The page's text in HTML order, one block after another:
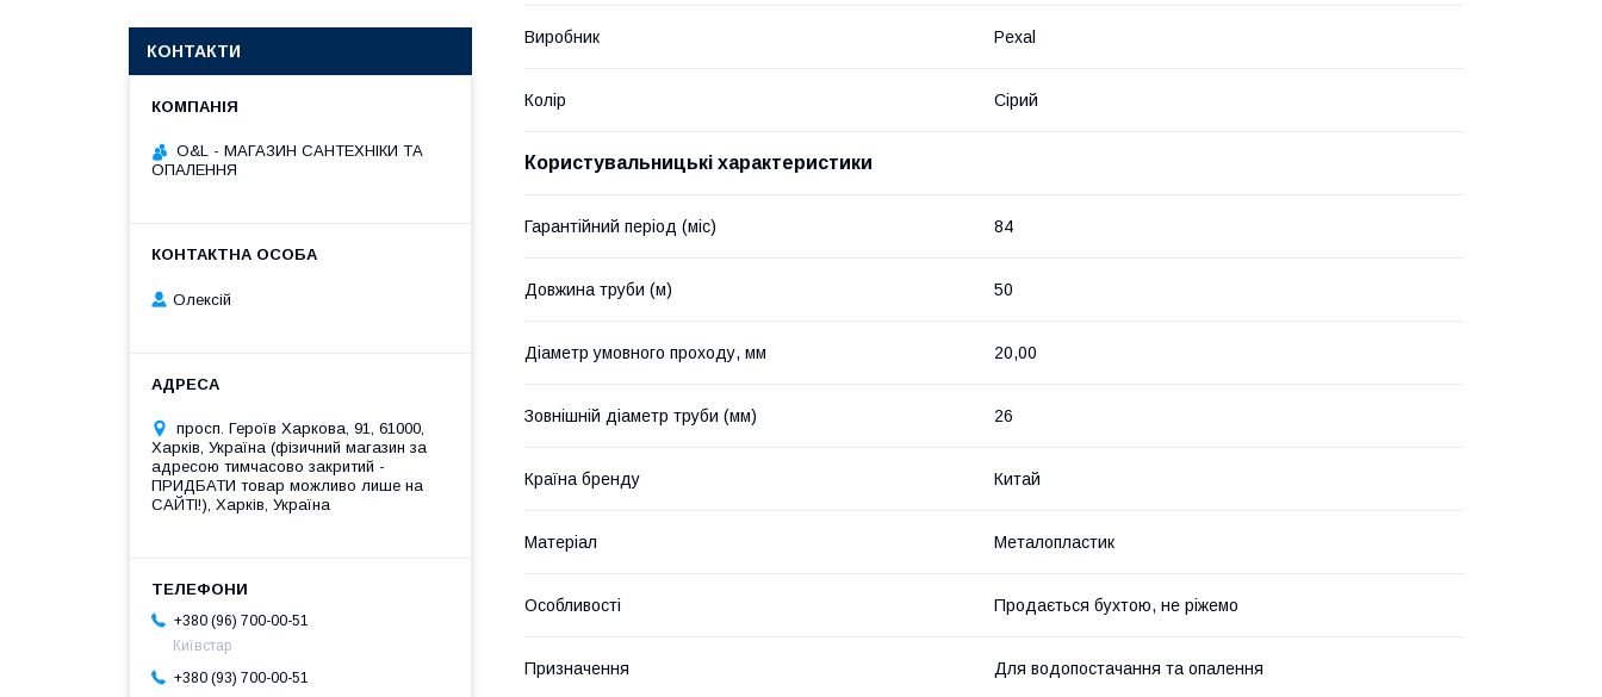
Виробник Pexal
Колір Сірий
Користувальницькі характеристики
Гарантійний період (міс) 84
Довжина труби (м) 50
Діаметр умовного проходу, мм 20,00
Зовнішній діаметр труби (мм) 26
Країна бренду Китай
Матеріал Металопластик
Особливості Продається бухтою, не ріжемо
Призначення Для водопостачання та опалення
КОНТАКТИ
O&L - МАГАЗИН САНТЕХНІКИ ТА
ОПАЛЕННЯ
Олексій
просп. Героїв Харкова, 91, 61000,
Харків, Україна (фізичний магазин за
адресою тимчасово закритий -
ПРИДБАТИ товар можливо лише на
САЙТІ!), Харків, Україна
+380 (96) 700-00-51
Київстар
+380 (93) 700-00-51